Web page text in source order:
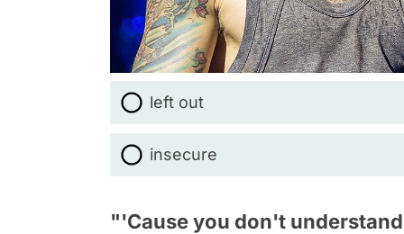
left out
insecure
"'Cause you don't